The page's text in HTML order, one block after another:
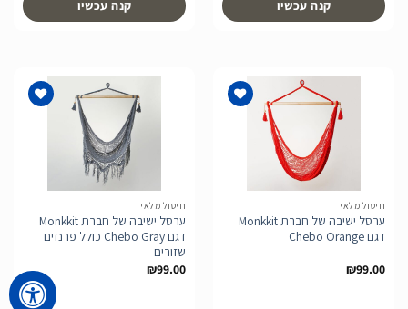
קנה עכשיו קנה עכשיו
חיסול מלאי
ערסל ישיבה של חברת Monkkit
דגם Chebo Orange
₪99.00
חיסול מלאי
ערסל ישיבה של חברת Monkkit
דגם Chebo Gray כולל פרנזים
שזורים
₪99.00